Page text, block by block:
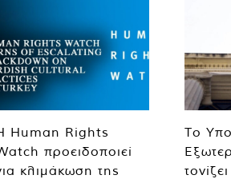
Human Rights
προειδοποιεί
κλιμάκωση της
Το